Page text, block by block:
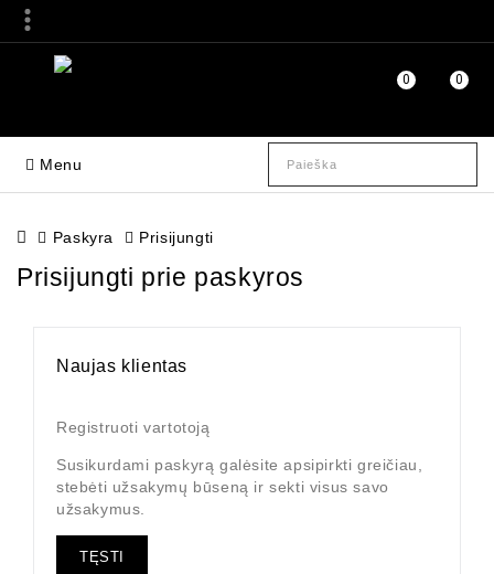
0 0
Menu
Paskyra Prisijungti
Prisijungti prie paskyros
Naujas klientas
Registruoti vartotoją
Susikurdami paskyrą galėsite apsipirkti greičiau,
stebėti užsakymų būseną ir sekti visus savo
užsakymus.
TĘSTI